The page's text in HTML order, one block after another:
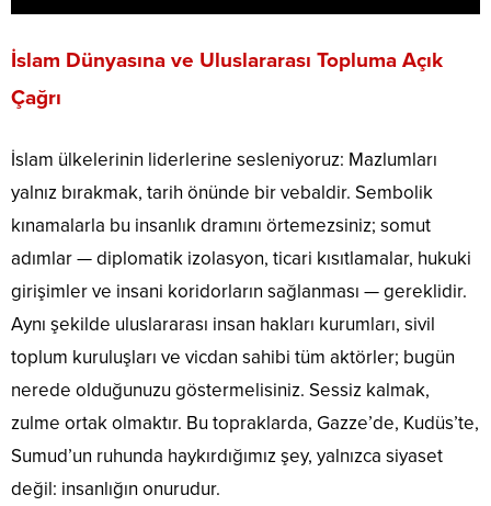
İslam Dünyasına ve Uluslararası Topluma Açık
Çağrı
İslam ülkelerinin liderlerine sesleniyoruz: Mazlumları
yalnız bırakmak, tarih önünde bir vebaldir. Sembolik
kınamalarla bu insanlık dramını örtemezsiniz; somut
adımlar — diplomatik izolasyon, ticari kısıtlamalar, hukuki
girişimler ve insani koridorların sağlanması — gereklidir.
Aynı şekilde uluslararası insan hakları kurumları, sivil
toplum kuruluşları ve vicdan sahibi tüm aktörler; bugün
nerede olduğunuzu göstermelisiniz. Sessiz kalmak,
zulme ortak olmaktır. Bu topraklarda, Gazze’de, Kudüs’te,
Sumud’un ruhunda haykırdığımız şey, yalnızca siyaset
değil: insanlığın onurudur.